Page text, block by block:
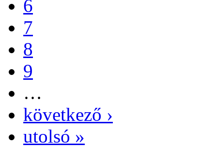
6
7
8
9
…
következő ›
utolsó »